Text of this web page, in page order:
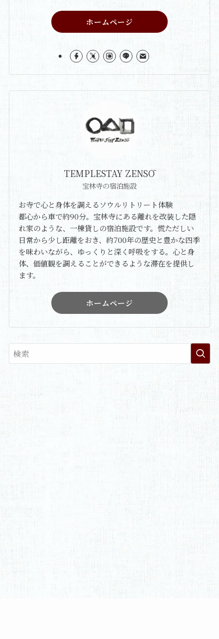
ホームページ
TEMPLESTAY ZENSŌ
宝林寺の宿泊施設
お寺で心と身体を調えるソウルリトリート体験
都心から車で約90分。宝林寺にある離れを改装した隠
れ家のような、一棟貸しの宿泊施設です。慌ただしい
日常から少し距離をおき、約700年の歴史と豊かな四季
を味わいながら、ゆっくりと深く呼吸をする。心と身
体、価値観を調えることができるような滞在を提供し
ます。
ホームページ